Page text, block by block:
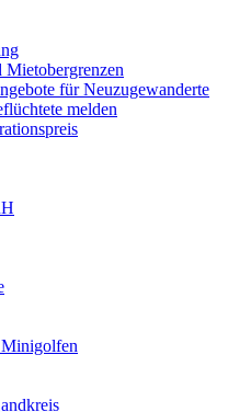
Mietobergrenzen
für Neuzugewanderte
melden